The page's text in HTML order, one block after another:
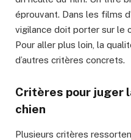
éprouvant. Dans les films
vigilance doit porter sur le
Pour aller plus loin, la
d’autres critères concrets.
Critères pour juger
chien
Plusieurs critères